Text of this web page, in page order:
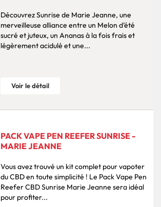
Découvrez Sunrise de Marie Jeanne, une
merveilleuse alliance entre un Melon d’été
sucré et juteux, un Ananas à la fois frais et
légèrement acidulé et une...
Voir le détail
PACK VAPE PEN REEFER SUNRISE -
MARIE JEANNE
Vous avez trouvé un kit complet pour vapoter
du CBD en toute simplicité ! Le Pack Vape Pen
Reefer CBD Sunrise Marie Jeanne sera idéal
pour profiter...